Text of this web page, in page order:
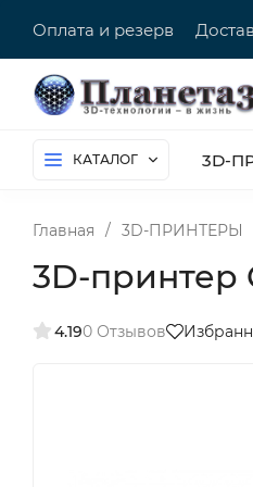
Оплата и резерв
КАТАЛОГ 3D-
Главная / 3D-ПРИНТЕРЫ
3D-принтер
4.190 Отзывов